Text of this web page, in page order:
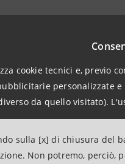
cookie tecnici e, previo
personalizzate
da quello visitato).
sulla [x] di chiusura del
Non potremo, perciò,
indirizzo e-mail